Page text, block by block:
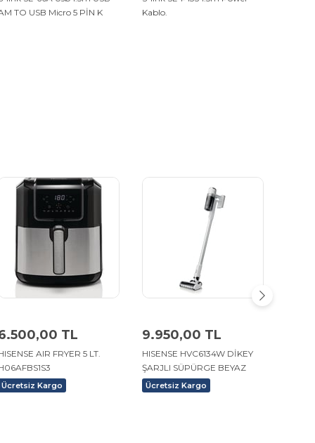
TO USB Micro 5 PİN K
Kablo.
TL
AIR FRYER 5 LT.
Ücretsiz Kargo
9.950,00 TL
HISENSE HVC6134W DİKEY
ŞARJLI SÜPÜRGE BEYAZ
Ücretsiz Kargo